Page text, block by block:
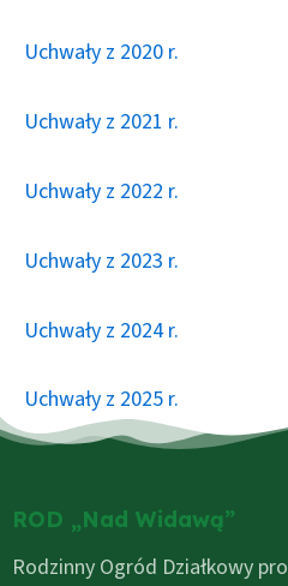
Uchwały z 2020 r.
Uchwały z 2021 r.
Uchwały z 2022 r.
Uchwały z 2023 r.
Uchwały z 2024 r.
Uchwały z 2025 r.
ROD „Nad Widawą”
Rodzinny Ogród Działkowy